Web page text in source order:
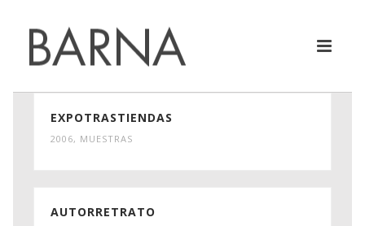
EXPOTRASTIENDAS
2006, MUESTRAS
AUTORRETRATO